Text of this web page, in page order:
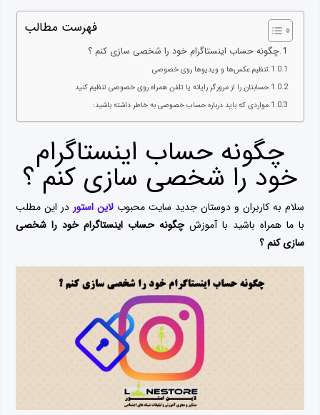
فهرست مطالب
چگونه حساب اینستاگرام خود را شخصی سازی کنم ؟
تنظیم عکس‌ها و ویدیوها روی خصوصی
حسابتان را از مرورگر رایانه یا تلفن همراه روی خصوصی تنظیم کنید
مواردی که باید درباره حساب خصوصی به خاطر داشته باشید:
چگونه حساب اینستاگرام
خود را شخصی سازی کنم ؟
سلام به کاربران و دوستان جدید سایت محبوب لاین استور در این مطلب
با ما همراه باشید با آموزشچگونه حساب اینستاگرام خود را شخصی
سازی کنم ؟